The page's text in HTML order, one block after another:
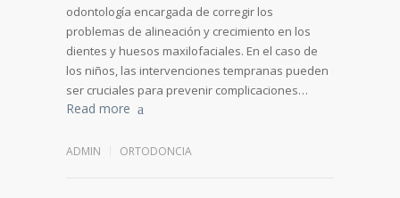
odontología encargada de corregir los
problemas de alineación y crecimiento en los
dientes y huesos maxilofaciales. En el caso de
los niños, las intervenciones tempranas pueden
ser cruciales para prevenir complicaciones…
Read more
ADMIN ORTODONCIA